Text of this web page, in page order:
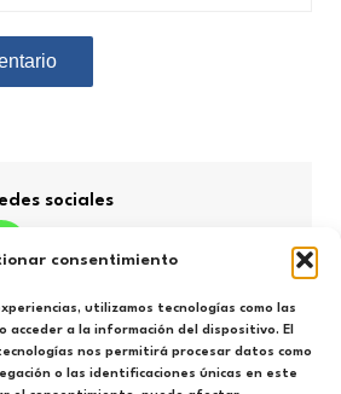
consentimiento
utilizamos tecnologías como las
acceder a la información del dispositivo. El
nos permitirá procesar datos como
o las identificaciones únicas en este
sociales